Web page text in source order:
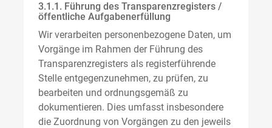
3.1.1. Führung des Transparenzregisters /
öffentliche Aufgabenerfüllung
Wir verarbeiten personenbezogene Daten, um
Vorgänge im Rahmen der Führung des
Transparenzregisters als registerführende
Stelle entgegenzunehmen, zu prüfen, zu
bearbeiten und ordnungsgemäß zu
dokumentieren. Dies umfasst insbesondere
die Zuordnung von Vorgängen zu den jeweils